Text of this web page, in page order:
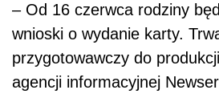
– Od 16 czerwca rodziny
wnioski o wydanie karty.
przygotowawczy do
agencji informacyjnej